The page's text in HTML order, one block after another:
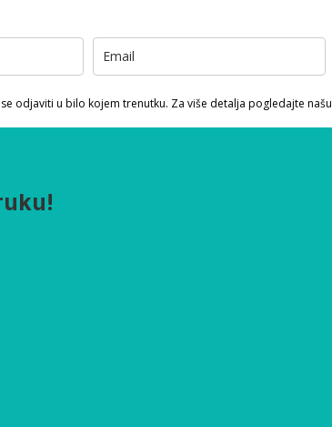
odjaviti u bilo kojem trenutku. Za više detalja pogledajte našu